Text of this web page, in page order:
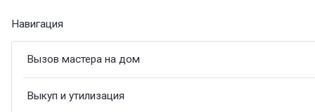
Навигация
Вызов мастера на дом
Выкуп и утилизация